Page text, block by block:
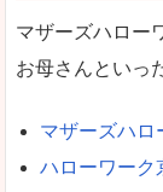
マザーズハロー
お母さんといっ
マザーズハロ
ハローワーク